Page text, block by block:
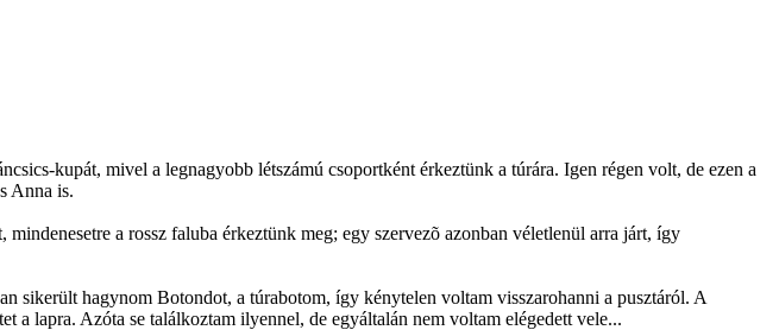
kupát, mivel a legnagyobb létszámú csoportként érkeztünk a túrára. Igen régen volt, de ezen a
Anna is.
a rossz faluba érkeztünk meg; egy szervezõ azonban véletlenül arra járt, így
hagynom Botondot, a túrabotom, így kénytelen voltam visszarohanni a pusztáról. A
a lapra. Azóta se találkoztam ilyennel, de egyáltalán nem voltam elégedett vele...